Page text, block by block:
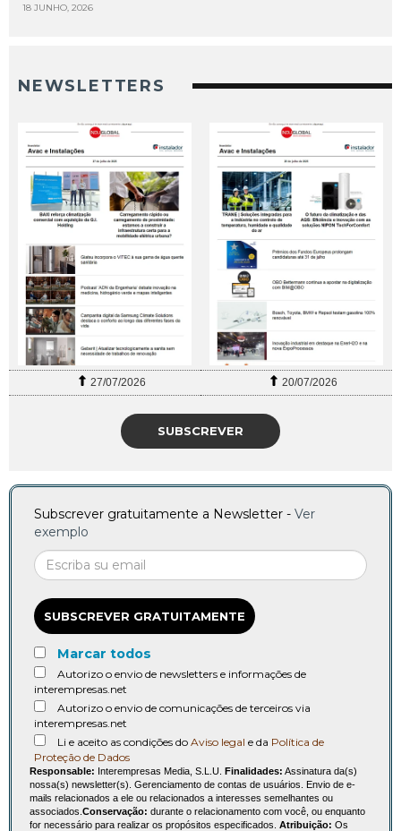
18 JUNHO, 2026
NEWSLETTERS
27/07/2026 20/07/2026
SUBSCREVER
Subscrever gratuitamente a Newsletter - Ver
exemplo
SUBSCREVER GRATUITAMENTE
Marcar todos
Autorizo o envio de newsletters e informações de
interempresas.net
Autorizo o envio de comunicações de terceiros via
interempresas.net
Li e aceito as condições do Aviso legal e da Política de
Proteção de Dados
Responsable: Interempresas Media, S.L.U. Finalidades: Assinatura da(s)
nossa(s) newsletter(s). Gerenciamento de contas de usuários. Envio de e-
mails relacionados a ele ou relacionados a interesses semelhantes ou
associados. Conservação: durante o relacionamento com você, ou enquanto
for necessário para realizar os propósitos especificados. Atribuição: Os